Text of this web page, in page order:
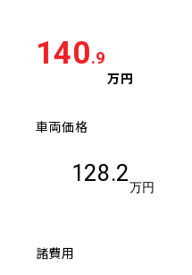
140.9
万円
車両価格
128.2
万円
諸費用